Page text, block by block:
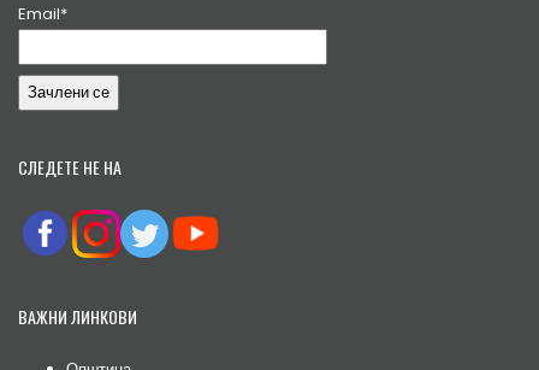
Email*
СЛЕДЕТЕ НЕ НА
ВАЖНИ ЛИНКОВИ